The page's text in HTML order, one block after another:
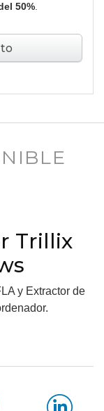
50%.
Trillix
y Extractor de